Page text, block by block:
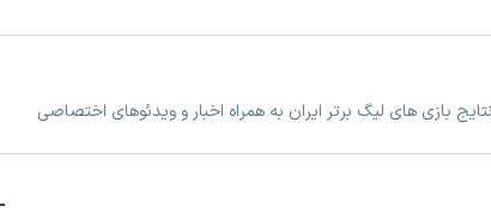
بازی های لیگ برتر ایران به همراه اخبار و ویدئوهای اختصاصی